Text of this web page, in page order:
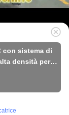
con sistema di
densità per